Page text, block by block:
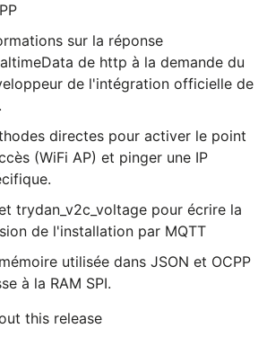
sur la réponse
de http à la demande du
de l'intégration officielle de
directes pour activer le point
(WiFi AP) et pinger une IP
trydan_v2c_voltage pour écrire la
de l'installation par MQTT
utilisée dans JSON et OCPP
à la RAM SPI.
this release